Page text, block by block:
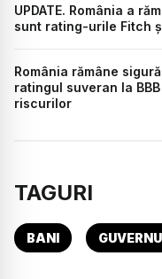
UPDATE. România a
sunt rating-urile Fitch
România rămâne
ratingul suveran la
riscurilor
TAGURI
BANI